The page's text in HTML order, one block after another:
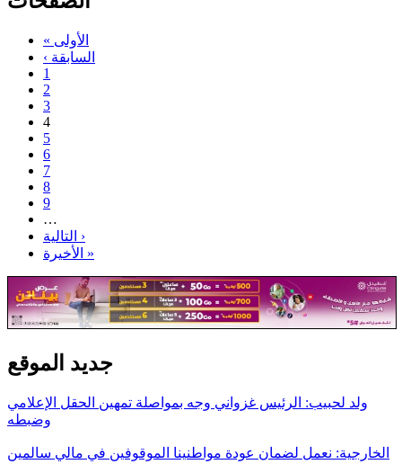
« الأولى
‹ السابقة
1
2
3
4
5
6
7
8
9
…
التالية ›
الأخيرة »
جديد الموقع
ولد لحبيب: الرئيس غزواني وجه بمواصلة تمهين الحقل الإعلامي
وضبطه
الخارجية: نعمل لضمان عودة مواطنينا الموقوفين في مالي سالمين